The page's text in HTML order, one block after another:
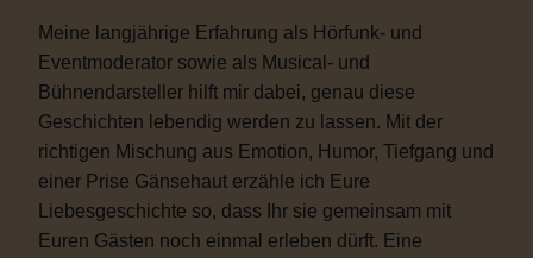
Meine langjährige Erfahrung als Hörfunk- und
Eventmoderator sowie als Musical- und
Bühnendarsteller hilft mir dabei, genau diese
Geschichten lebendig werden zu lassen. Mit der
richtigen Mischung aus Emotion, Humor, Tiefgang und
einer Prise Gänsehaut erzähle ich Eure
Liebesgeschichte so, dass Ihr sie gemeinsam mit
Euren Gästen noch einmal erleben dürft. Eine